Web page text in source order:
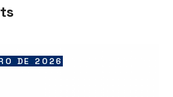
DE 2026